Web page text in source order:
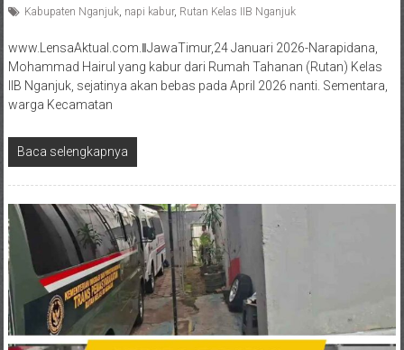
Kabupaten Nganjuk, napi kabur, Rutan Kelas IIB Nganjuk
www.LensaAktual.com.ǁJawaTimur,24 Januari 2026-Narapidana,
Mohammad Hairul yang kabur dari Rumah Tahanan (Rutan) Kelas
IIB Nganjuk, sejatinya akan bebas pada April 2026 nanti. Sementara,
warga Kecamatan
Baca selengkapnya